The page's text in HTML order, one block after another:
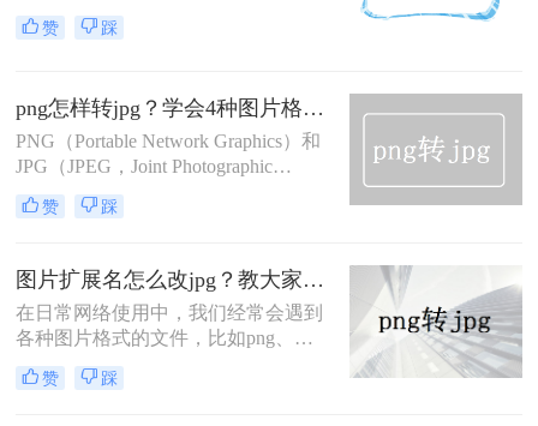
换过程。
PNG格式以其无损压缩和透明背景支
持受到用户的青睐，而JPG格式则因
将PNG图片转换成JPG格式，以满足
特定的需求或优化存储空间。那么
png图片如何转换成jpg格式呢？下面
完成PNG到JPG的转换。
赞 踩
png怎样转jpg？学会4种图片格式转换方法！
PNG（Portable Network Graphics）和
JPG（JPEG，Joint Photographic
Experts Group）作为两种广泛应用的
图片格式，各自有其特点和适用场
或优化存储空间，我们可能需要将
PNG图片转换为JPG格式。那么png怎
样转jpg呢？接下来，我将为大家介绍
四种高效且实用的PNG转JPG的方
法。
赞 踩
图片扩展名怎么改jpg？教大家三种简单转换方法！
在日常网络使用中，我们经常会遇到
各种图片格式的文件，比如png、
jpeg、bmp等等。然而，很多时候我
们需要将图片扩展名改为jpg格式，因
赞 踩